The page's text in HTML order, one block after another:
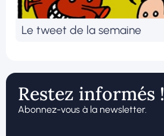
Le tweet de la semaine
Restez informés !
Abonnez-vous à la newsletter.